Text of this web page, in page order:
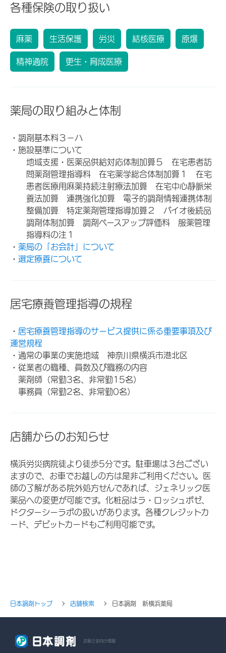
各種保険の取り扱い
麻薬 生活保護 労災 結核医療 原爆
精神通院 更生・育成医療
薬局の取り組みと体制
・調剤基本料３－ハ
・施設基準について
地域支援・医薬品供給対応体制加算５ 在宅患者訪
問薬剤管理指導料 在宅薬学総合体制加算１ 在宅
患者医療用麻薬持続注射療法加算 在宅中心静脈栄
養法加算 連携強化加算 電子的調剤情報連携体制
整備加算 特定薬剤管理指導加算２ バイオ後続品
調剤体制加算 調剤ベースアップ評価料 服薬管理
指導料の注１
・ 薬局の「お会計」について
・ 選定療養について
居宅療養管理指導の規程
・ 居宅療養管理指導のサービス提供に係る重要事項及び
運営規程
・通常の事業の実施地域 神奈川県横浜市港北区
・従業者の職種、員数及び職務の内容
薬剤師（常勤3名、非常勤15名）
事務員（常勤2名、非常勤0名）
店舗からのお知らせ
横浜労災病院徒より徒歩5分です。駐車場は３台ござい
ますので、お車でお越しの方は是非ご利用ください。医
師の了解がある院外処方せんであれば、ジェネリック医
薬品への変更が可能です。化粧品はラ・ロッシュポゼ、
ドクターシーラボの扱いがあります。各種クレジットカ
ード、デビットカードもご利用可能です。
日本調剤トップ 店舗検索 日本調剤 新横浜薬局
お客さま向け情報